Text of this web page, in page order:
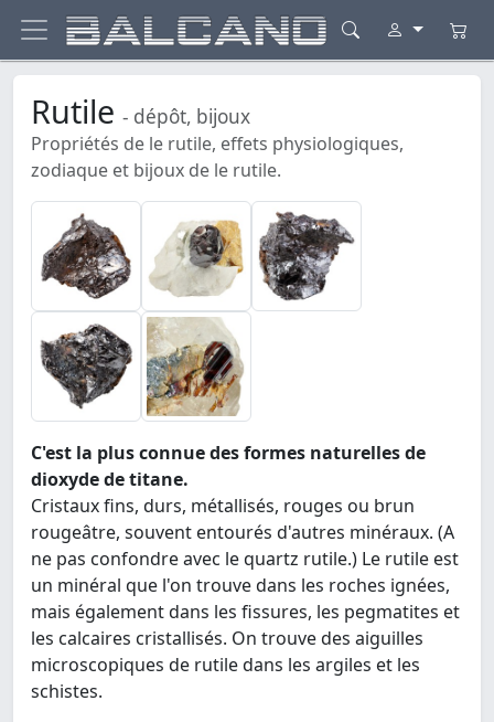
Rutile - dépôt, bijoux
Propriétés de le rutile, effets physiologiques,
zodiaque et bijoux de le rutile.
C'est la plus connue des formes naturelles de
dioxyde de titane.
Cristaux fins, durs, métallisés, rouges ou brun
rougeâtre, souvent entourés d'autres minéraux. (A
ne pas confondre avec le quartz rutile.) Le rutile est
un minéral que l'on trouve dans les roches ignées,
mais également dans les fissures, les pegmatites et
les calcaires cristallisés. On trouve des aiguilles
microscopiques de rutile dans les argiles et les
schistes.